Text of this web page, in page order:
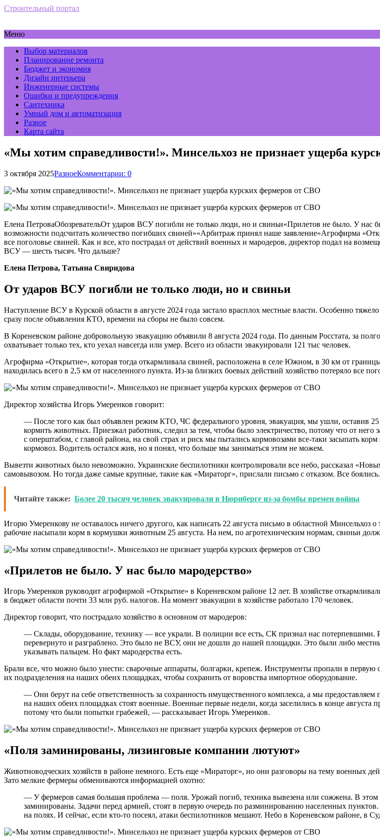
Строительный портал
Меню
Выбор материалов
Планирование ремонта
Бюджет и экономия
Дизайн интерьера
Инженерные системы
Ошибки и предупреждения
Сантехника
Умный дом и автоматизация
Разное
Карта сайта
«Мы хотим справедливости!». Минсельхоз не признает ущерба
3 октября 2025РазноеКомментарии: 0
Елена ПетроваОбозревательОт ударов ВСУ погибли не только люди, но и свиньи«Прилетов не было. У
возможности подсчитать количество погибших свиней»«Арбитраж принял наше заявление»Агрофирма
все поголовье свиней. Как и все, кто пострадал от действий военных и мародеров, директор подал на
ВСУ — шесть тысяч. Что дальше?
Елена Петрова, Татьяна Свиридова
От ударов ВСУ погибли не только люди, но и свиньи
Наступление ВСУ в Курской области в августе 2024 года застало врасплох местные власти. Особенно
сразу после объявления КТО, времени на сборы не было совсем.
В Кореневском районе добровольную эвакуацию объявили 8 августа 2024 года. По данным Росстата, за
охватывает только тех, кто уехал навсегда или умер. Всего из области эвакуировали 121 тыс человек.
Агрофирма «Открытие», которая тогда откармливала свиней, расположена в селе Южном, в 30 км от
находилась всего в 2,5 км от населенного пункта. Из-за близких боевых действий хозяйство потеряло все
Директор хозяйства Игорь Умеренков говорит:
— После того как был объявлен режим КТО, ЧС федерального уровня, эвакуация, мы ушли, оставив
кормить животных. Приезжал работник, следил за тем, чтобы было электричество, потому что от него
с оперштабом, с главой района, на свой страх и риск мы пытались кормовозами все-таки засыпать
кормовоз. Водитель остался жив, но я понял, что больше мы заниматься этим не можем.
Вывезти животных было невозможно. Украинские беспилотники контролировали все небо, рассказал
самовывозом. Но тогда даже самые крупные, такие как «Мираторг», прислали письмо с отказом. Все боялись.
Читайте также: Более 20 тысяч человек эвакуировали в Нюрнберге из-за бомбы времен войны
Игорю Умеренкову не оставалось ничего другого, как написать 22 августа письмо в областной
рабочие насыпали корм в кормушки животным 25 августа. На нем, по агротехническим нормам, свиньи
«Прилетов не было. У нас было мародерство»
Игорь Умеренков руководит агрофирмой «Открытие» в Кореневском районе 12 лет. В хозяйстве
в бюджет области почти 33 млн руб. налогов. На момент эвакуации в хозяйстве работало 170 человек.
Директор говорит, что пострадало хозяйство в основном от мародеров:
— Склады, оборудование, технику — все украли. В полиции все есть, СК признал нас потерпевшими.
перевернуто и разграблено. Это было не ВСУ, они не дошли до нашей площадки. Это были либо
указывать пальцем. Но факт мародерства есть.
Брали все, что можно было унести: сварочные аппараты, болгарки, крепеж. Инструменты пропали в
их подразделения на наших обеих площадках, чтобы сохранить от воровства импортное оборудование.
— Они берут на себе ответственность за сохранность имущественного комплекса, а мы
на наших обеих площадках стоят военные. Военные первые недели, когда заселились в конце августа
потому что были попытки грабежей, — рассказывает Игорь Умеренков.
«Поля заминированы, лизинговые компании лютуют»
Животноводческих хозяйств в районе немного. Есть еще «Мираторг», но они разговоры на тему военных
Зато мелкие фермеры обмениваются информацией охотно:
— У фермеров самая большая проблема — поля. Урожай погиб, техника вывезена или сожжена. В
заминированы. Задачи перед армией, стоят в первую очередь по разминированию населенных
на полях. И сейчас, если кто-то посеял, атаки беспилотников мешают. Небо в Кореневском районе, в